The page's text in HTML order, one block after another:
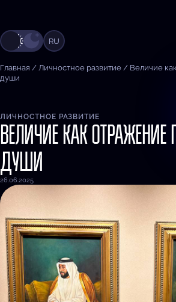
RU
Главная / Личностное развитие / Величие
души
ЛИЧНОСТНОЕ РАЗВИТИЕ
ВЕЛИЧИЕ КАК ОТРАЖЕНИЕ
ДУШИ
26.06.2025